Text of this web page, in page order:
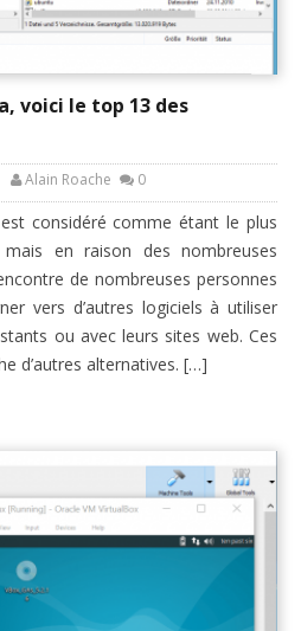
voici le top 13 des
Alain Roache 0
considéré comme étant le plus
en raison des nombreuses
de nombreuses personnes
vers d’autres logiciels à utiliser
ou avec leurs sites web. Ces
d’autres alternatives. […]